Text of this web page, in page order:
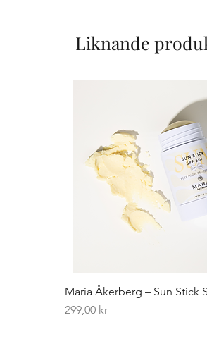
Liknande
Maria Åkerberg – Sun Stick
Pris
299,00 kr